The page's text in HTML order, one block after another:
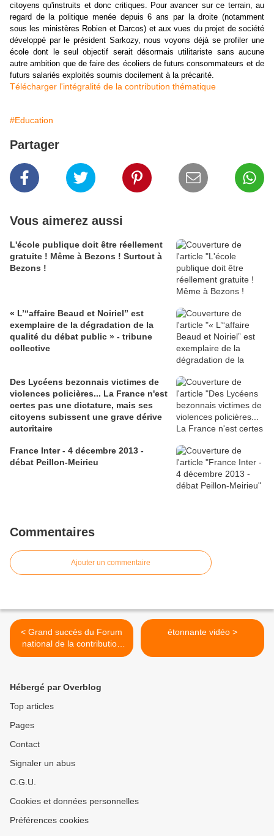
citoyens qu'instruits et donc critiques. Pour avancer sur ce terrain, au
regard de la politique menée depuis 6 ans par la droite (notamment
sous les ministères Robien et Darcos) et aux vues du projet de société
développé par le président Sarkozy, nous voyons déjà se profiler une
école dont le seul objectif serait désormais utilitariste sans aucune
autre ambition que de faire des écoliers de futurs consommateurs et de
futurs salariés exploités soumis docilement à la précarité.
Télécharger l'intégralité de la contribution thématique
#Education
Partager
Vous aimerez aussi
L'école publique doit être réellement
gratuite ! Même à Bezons ! Surtout à
Bezons !
« L’“affaire Beaud et Noiriel” est
exemplaire de la dégradation de la
qualité du débat public » - tribune
collective
Des Lycéens bezonnais victimes de
violences policières... La France n'est
certes pas une dictature, mais ses
citoyens subissent une grave dérive
autoritaire
France Inter - 4 décembre 2013 -
débat Peillon-Meirieu
Commentaires
Ajouter un commentaire
< Grand succès du Forum
national de la contribution
"Reconquêtes"
étonnante vidéo >
Hébergé par Overblog
Top articles
Pages
Contact
Signaler un abus
C.G.U.
Cookies et données personnelles
Préférences cookies